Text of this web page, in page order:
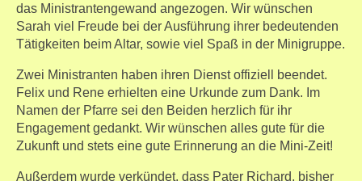
das Ministrantengewand angezogen. Wir wünschen
Sarah viel Freude bei der Ausführung ihrer bedeutenden
Tätigkeiten beim Altar, sowie viel Spaß in der Minigruppe.
Zwei Ministranten haben ihren Dienst offiziell beendet.
Felix und Rene erhielten eine Urkunde zum Dank. Im
Namen der Pfarre sei den Beiden herzlich für ihr
Engagement gedankt. Wir wünschen alles gute für die
Zukunft und stets eine gute Erinnerung an die Mini-Zeit!
Außerdem wurde verkündet, dass Pater Richard, bisher